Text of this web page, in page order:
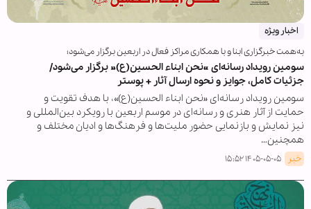
اخبار ویژه
به‌همت خبرگزاری ابنا و با همکاری مراکز فعال در اربعین برگزار می‌شود؛
سومین رویداد رسانه‌ای «نحن ابناء الحسین(ع)» برگزار می‌شود/
جزئیات کامل، جوایز و نحوه ارسال آثار + پوستر
سومین رویداد رسانه‌ای «نحن ابناء الحسین(ع)»، با هدف تقویت و
حمایت از آثار هنری و رسانه‌ای در موسم اربعین با رویکرد بین‌المللی و
نیز نمایش و بازنمایی حضور ملیت‌ها و فرهنگ‌ها و ادیان مختلف و
همچنین…
خبر ۱۴۰۵-۰۵-۰۵ ۱۵:۵۲